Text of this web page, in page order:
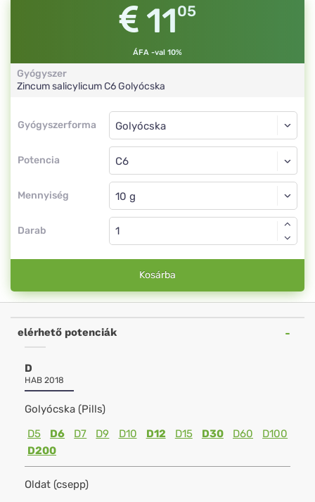
1105
ÁFA -val 10%
Gyógyszer
Zincum salicylicumC6Golyócska
Gyógyszerforma
Gyógyszerforma
Potencia
Golyócska
C6
Mennyiség
Golyócska
Darab
Kosárba
elérhető potenciák
D
HAB 2018
Golyócska (Pills)
D5
D6 D7 D9 D10 D12 D15 D30 D60
D100
D200
Oldat (csepp)